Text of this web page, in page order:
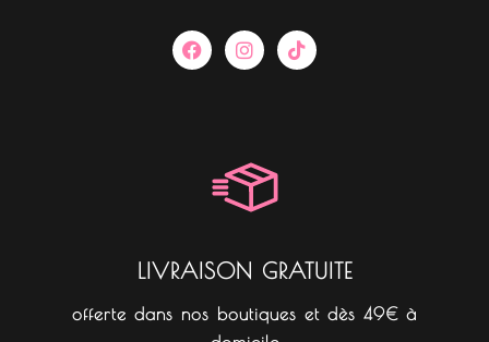
F
a
c
I
n
s
a
m
T
i
k
LIVRAISON GRATUITE
offerte dans nos boutiques et dès 49€ à